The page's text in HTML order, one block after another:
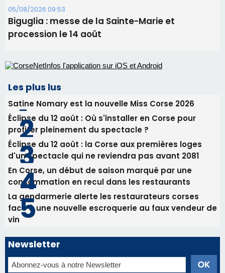
05/08/2026 09:53
Biguglia : messe de la Sainte-Marie et
procession le 14 août
Les plus lus
Satine Nomary est la nouvelle Miss Corse 2026
Éclipse du 12 août : Où s'installer en Corse pour
profiter pleinement du spectacle ?
Éclipse du 12 août : la Corse aux premières loges
d'un spectacle qui ne reviendra pas avant 2081
En Corse, un début de saison marqué par une
consommation en recul dans les restaurants
La gendarmerie alerte les restaurateurs corses
face à une nouvelle escroquerie au faux vendeur de
vin
Newsletter